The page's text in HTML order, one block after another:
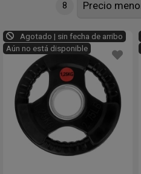
8
Agotado | sin fecha de arribo
Aún no está disponible